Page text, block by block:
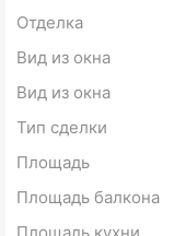
Отделка
Вид из окна
Вид из окна
Тип сделки
Площадь
Площадь балкона